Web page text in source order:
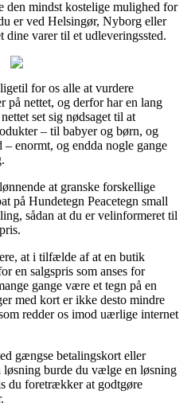
den mindst kostelige mulighed for
er ved Helsingør, Nyborg eller
varer til et udleveringssted.
for os alle at vurdere
på nettet, og derfor har en lang
set sig nødsaget til at
– til babyer og børn, og
enormt, og endda nogle gange
at granske forskellige
på Hundetegn Peacetegn small
sådan at du er velinformeret til
at i tilfælde af at en butik
en salgspris som anses for
gange være et tegn på en
med kort er ikke desto mindre
redder os imod uærlige internet
gængse betalingskort eller
løsning burde du vælge en løsning
du foretrækker at godtgøre